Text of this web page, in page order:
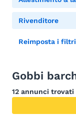
Rivenditore
Reimposta i filtri
Gobbi
12 annunci trovati